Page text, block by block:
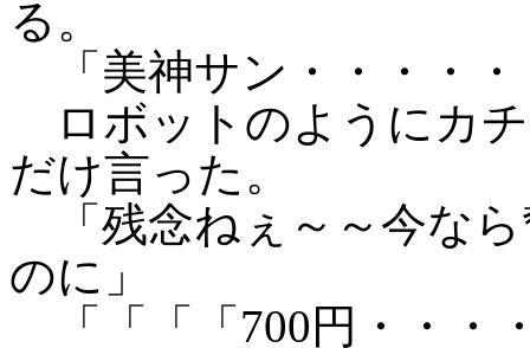
る。
「美神サン・・・・
ロボットのようにカ
だけ言った。
「残念ねぇ～～今なら
のに」
「「「「700円・・・